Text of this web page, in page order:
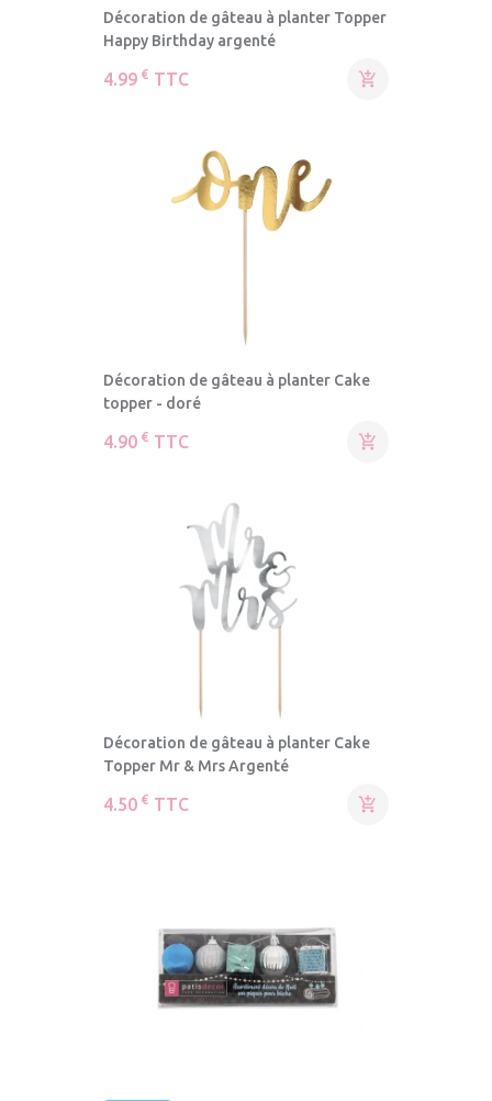
Décoration de gâteau à planter Topper
Happy Birthday argenté
4.99 € TTC 
Décoration de gâteau à planter Cake
topper - doré
4.90 € TTC 
Décoration de gâteau à planter Cake
Topper Mr & Mrs Argenté
4.50 € TTC 